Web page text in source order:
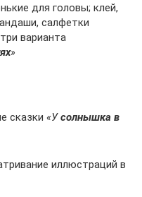
для головы; клей,
салфетки
варианта
»
сказки «Усолнышка в
иллюстраций в